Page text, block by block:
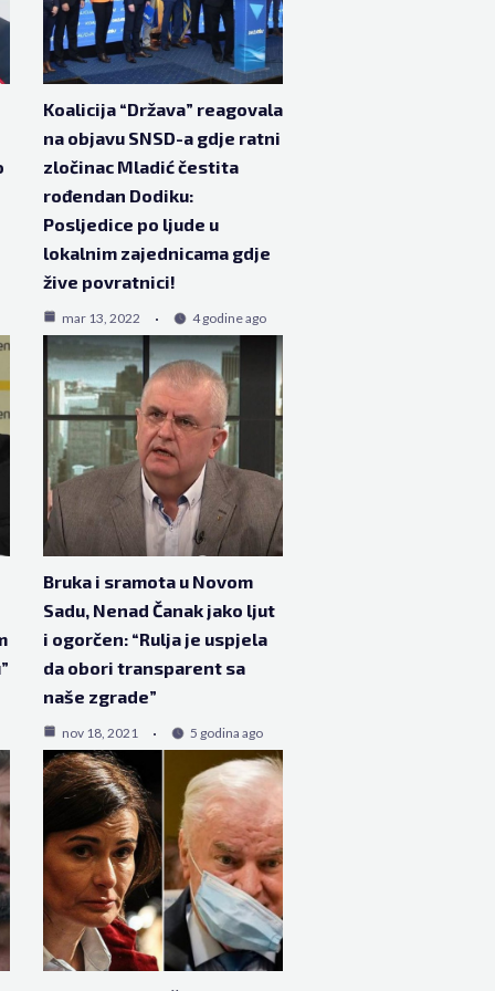
Koalicija “Država” reagovala
na objavu SNSD-a gdje ratni
zločinac Mladić čestita
rođendan Dodiku:
Posljedice po ljude u
lokalnim zajednicama gdje
žive povratnici!
mar 13, 2022 4 godine ago
Bruka i sramota u Novom
Sadu, Nenad Čanak jako ljut
i ogorčen: “Rulja je uspjela
da obori transparent sa
naše zgrade”
nov 18, 2021 5 godina ago